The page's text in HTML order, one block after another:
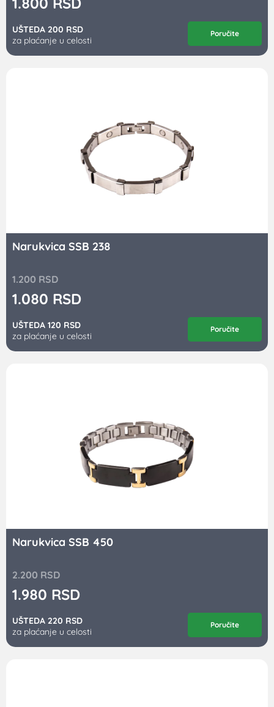
UŠTEDA 200 RSD
za plaćanje u celosti
Poručite
Narukvica SSB 238
1.200 RSD
1.080 RSD
UŠTEDA 120 RSD
za plaćanje u celosti
Poručite
Narukvica SSB 450
2.200 RSD
1.980 RSD
UŠTEDA 220 RSD
za plaćanje u celosti
Poručite